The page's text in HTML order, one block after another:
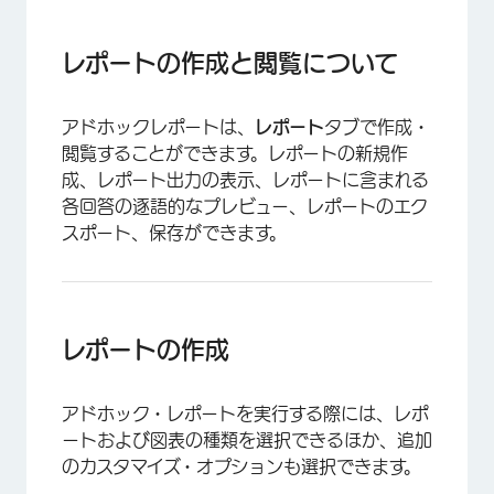
レポートの作成
レポートの作成と閲覧について
アドホックレポートは、 レポートタブで作成・
閲覧することができます。レポートの新規作
成、レポート出力の表示、レポートに含まれる
各回答の逐語的なプレビュー、レポートのエク
スポート、保存ができます。
レポートの作成
アドホック・レポートを実行する際には、レポ
ートおよび図表の種類を選択できるほか、追加
のカスタマイズ・オプションも選択できます。